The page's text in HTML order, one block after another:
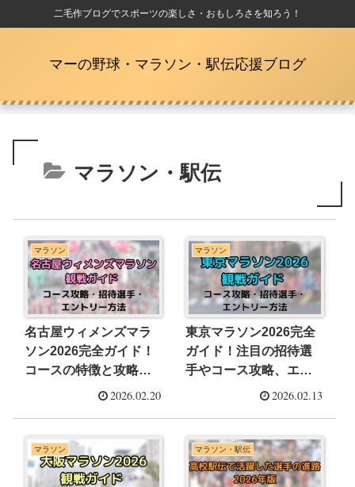
二毛作ブログでスポーツの楽しさ・おもしろさを知ろう！
マーの野球・マラソン・駅伝応援ブログ
マラソン・駅伝
マラソン
名古屋ウィメンズマラ
ソン2026完全ガイド！
コースの特徴と攻略
法・倍率・エントリー
2026.02.20
マラソン
東京マラソン2026完全
ガイド！注目の招待選
手やコース攻略、エン
トリー時期や倍率を解
2026.02.13
マラソン マラソン・駅伝